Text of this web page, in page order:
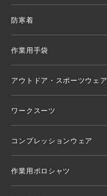
防寒着
作業用手袋
アウトドア・スポーツウェア
ワークスーツ
コンプレッションウェア
作業用ポロシャツ